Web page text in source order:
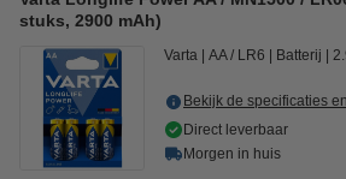
stuks, 2900 mAh)
Varta AA / LR6 Batterij
Bekijk de specificaties
Direct leverbaar
Morgen in huis